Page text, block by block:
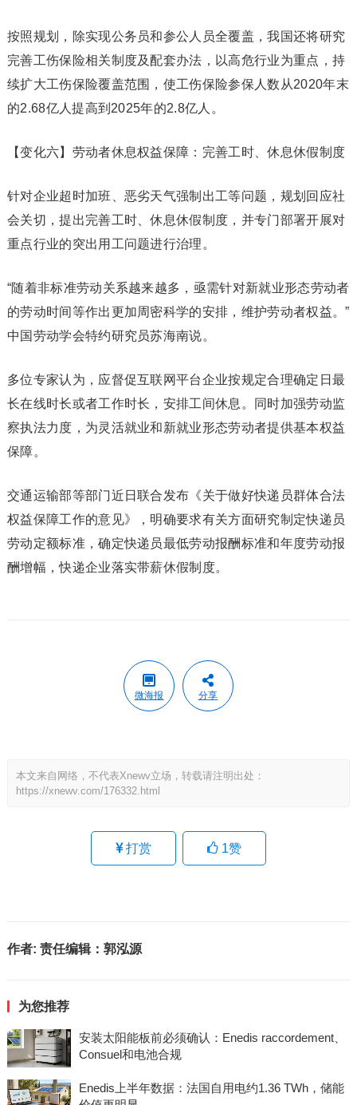
按照规划，除实现公务员和参公人员全覆盖，我国还将研究
完善工伤保险相关制度及配套办法，以高危行业为重点，持
续扩大工伤保险覆盖范围，使工伤保险参保人数从2020年末
的2.68亿人提高到2025年的2.8亿人。
【变化六】劳动者休息权益保障：完善工时、休息休假制度
针对企业超时加班、恶劣天气强制出工等问题，规划回应社
会关切，提出完善工时、休息休假制度，并专门部署开展对
重点行业的突出用工问题进行治理。
“随着非标准劳动关系越来越多，亟需针对新就业形态劳动者
的劳动时间等作出更加周密科学的安排，维护劳动者权益。”
中国劳动学会特约研究员苏海南说。
多位专家认为，应督促互联网平台企业按规定合理确定日最
长在线时长或者工作时长，安排工间休息。同时加强劳动监
察执法力度，为灵活就业和新就业形态劳动者提供基本权益
保障。
交通运输部等部门近日联合发布《关于做好快递员群体合法
权益保障工作的意见》，明确要求有关方面研究制定快递员
劳动定额标准，确定快递员最低劳动报酬标准和年度劳动报
酬增幅，快递企业落实带薪休假制度。
微海报 分享
本文来自网络，不代表Xnewv立场，转载请注明出处：
https://xnewv.com/176332.html
打赏 1赞
作者: 责任编辑：郭泓源
为您推荐
安装太阳能板前必须确认：Enedis raccordement、
Consuel和电池合规
Enedis上半年数据：法国自用电约1.36 TWh，储能